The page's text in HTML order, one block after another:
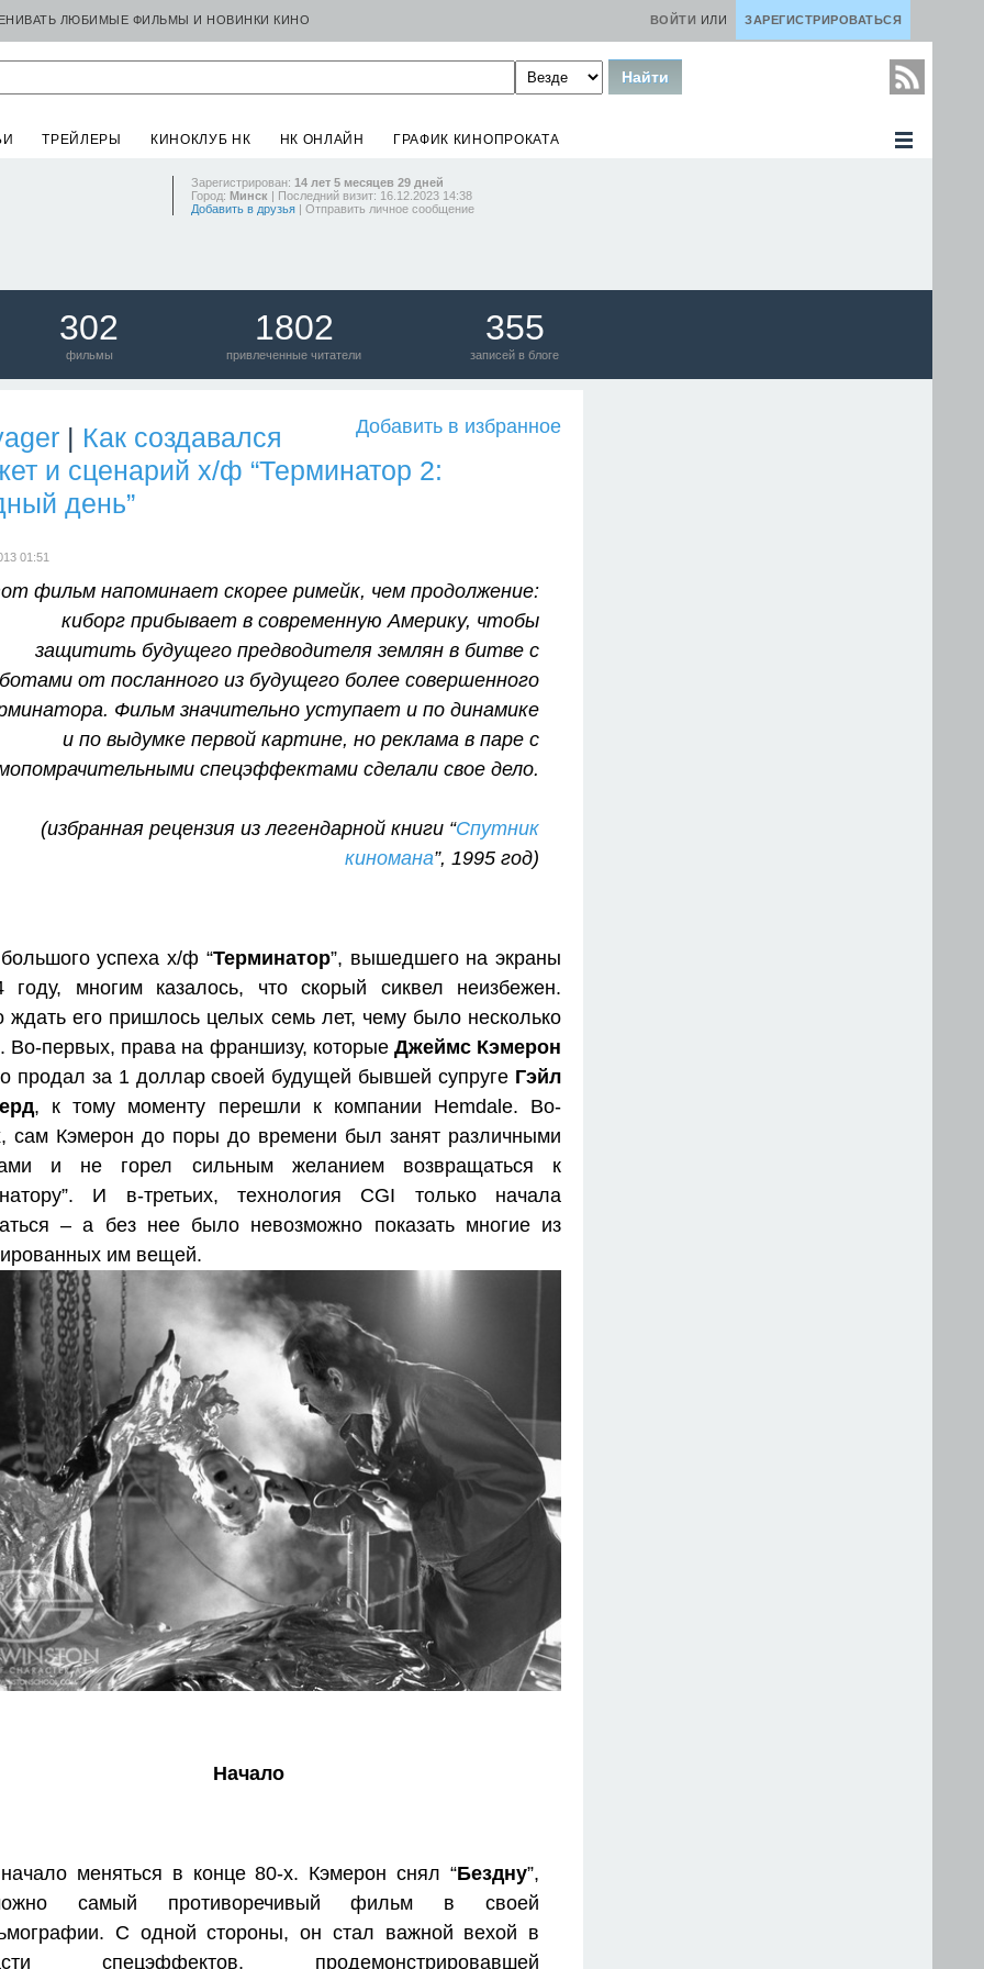
ЛЮБИМЫЕ ФИЛЬМЫ И НОВИНКИ КИНО ЗАРЕГИСТРИРОВАТЬСЯ
ВОЙТИ ИЛИ
ТРЕЙЛЕРЫ КИНОКЛУБ НК НК ОНЛАЙН ГРАФИК КИНОПРОКАТА
Зарегистрирован: 14 лет 5 месяцев 29 дней
Город: Минск | Последний визит: 16.12.2023 14:38
Добавить в друзья | Отправить личное сообщение
302
фильмы
1802
привлеченные читатели
355
записей в блоге
Добавить в избранное
| Как создавался
и сценарий х/ф “Терминатор 2:
день”
01:51
фильм напоминает скорее римейк, чем продолжение:
киборг прибывает в современную Америку, чтобы
защитить будущего предводителя землян в битве с
от посланного из будущего более совершенного
Фильм значительно уступает и по динамике
и по выдумке первой картине, но реклама в паре с
спецэффектами сделали свое дело.
(избранная рецензия из легендарной книги “Спутник
киномана”, 1995 год)
успеха х/ф “Терминатор”, вышедшего на экраны
году, многим казалось, что скорый сиквел неизбежен.
ждать его пришлось целых семь лет, чему было несколько
Во-первых, права на франшизу, которые Джеймс Кэмерон
продал за 1 доллар своей будущей бывшей супруге Гэйл
, к тому моменту перешли к компании Hemdale. Во-
сам Кэмерон до поры до времени был занят различными
и не горел сильным желанием возвращаться к
И в-третьих, технология CGI только начала
– а без нее было невозможно показать многие из
им вещей.
Начало
меняться в конце 80-х. Кэмерон снял “Бездну”,
самый противоречивый фильм в своей
С одной стороны, он стал важной вехой в
спецэффектов, продемонстрировавшей